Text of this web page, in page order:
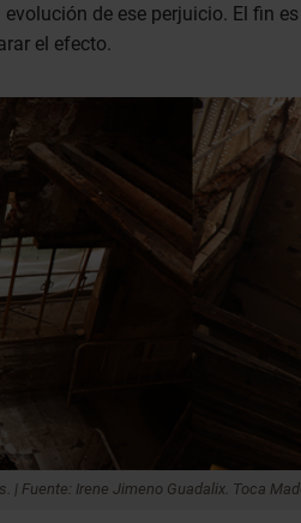
de ese perjuicio. El fin
el efecto.
Fuente: Irene Jimeno Guadalix. Toca